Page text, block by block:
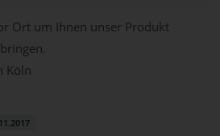
Ort um Ihnen unser Produkt
Köln